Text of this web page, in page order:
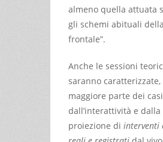
almeno quella attuata
gli schemi abituali
frontale”.
Anche le sessioni
saranno caratterizzate,
maggiore parte dei
dall’interattività e dalla
proiezione di interventi